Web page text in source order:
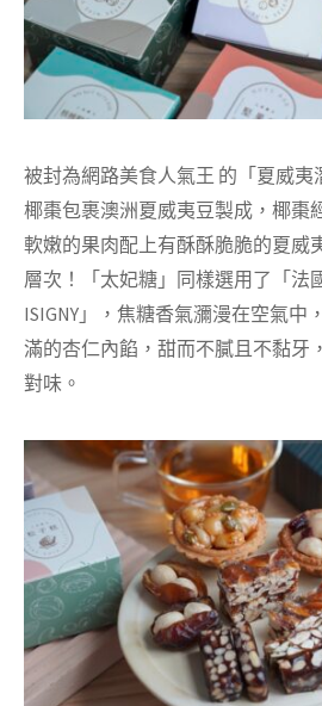
被封為網路美食人氣王 的「夏威夷
椰棗包裹澳洲夏威夷豆製成，椰棗
軟嫩的果肉配上有酥酥脆脆的夏威
層次！
「太妃糖」 同樣選用了「法
ISIGNY」，焦糖香氣瀰漫在空氣中
滿的杏仁內餡，甜而不膩且不黏牙
對味。